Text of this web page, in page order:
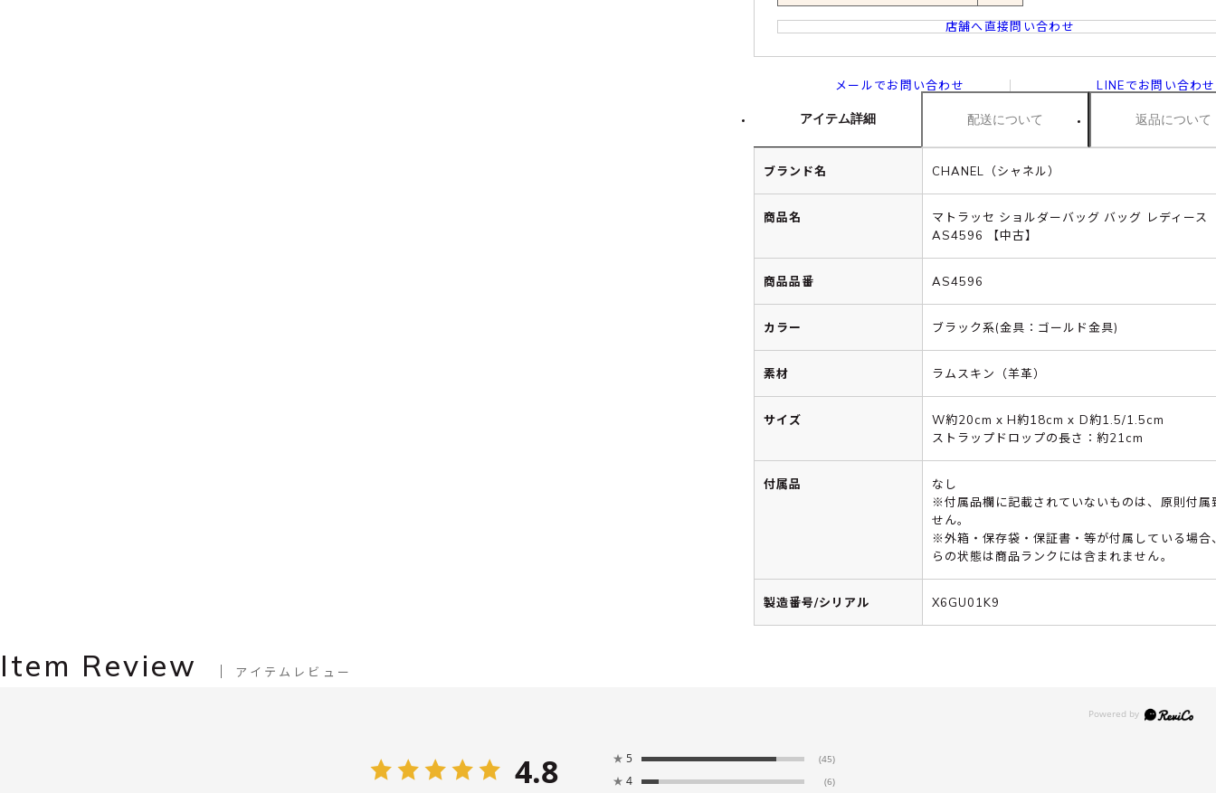
店舗へ直接問い合わせ
メールでお問い合わせ LINEでお問い合わせ
アイテム詳細 配送について 返品について
ブランド名 CHANEL（シャネル）
商品名
マトラッセ ショルダーバッグ バッグ レディース
AS4596 【中古】
商品品番 AS4596
カラー ブラック系(金具：ゴールド金具)
素材 ラムスキン（羊革）
サイズ
W約20cm x H約18cm x D約1.5/1.5cm
ストラップドロップの長さ：約21cm
付属品
なし
※付属品欄に記載されていないものは、原則付属
せん。
※外箱・保存袋・保証書・等が付属している場合
らの状態は商品ランクには含まれません。
製造番号/シリアル X6GU01K9
Item Review アイテムレビュー
4.8 ★ 5 (45)
★ 4 (6)